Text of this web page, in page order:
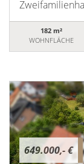
182 m²
WOHNFLÄCHE
649.000,- €